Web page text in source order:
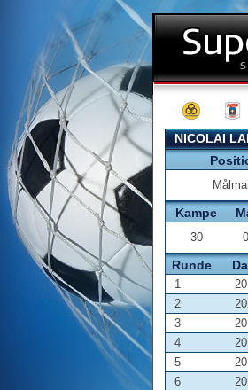
NICOLAI
Kampe
30 0
Runde
1
2
3
4
5
6